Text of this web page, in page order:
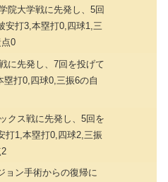
院大学戦に先発し、5回
安打3,本塁打0,四球1,三
0
に先発し、7回を投げて
塁打0,四球0,三振6の自
クス戦に先発し、5回を
打1,本塁打0,四球2,三振
ョン手術からの復帰に